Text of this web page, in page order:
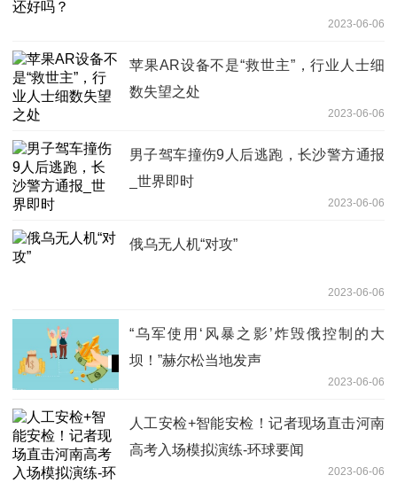
2023-06-06
苹果AR设备不是“救世主”，行业人士细
数失望之处
2023-06-06
男子驾车撞伤9人后逃跑，长沙警方通报
_世界即时
2023-06-06
俄乌无人机“对攻”
2023-06-06
“乌军使用‘风暴之影’炸毁俄控制的大
坝！”赫尔松当地发声
2023-06-06
人工安检+智能安检！记者现场直击河南
高考入场模拟演练-环球要闻
2023-06-06